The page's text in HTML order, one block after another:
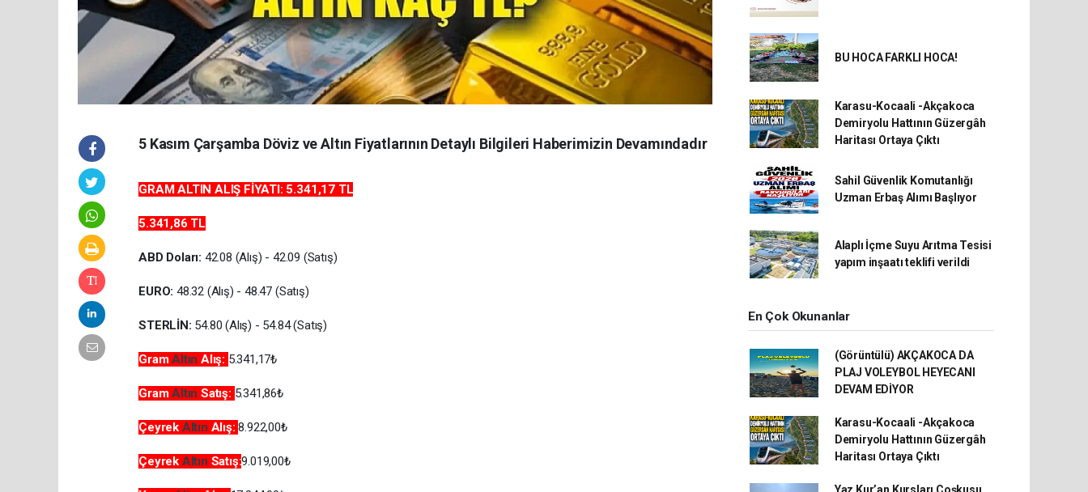
5 Kasım Çarşamba Döviz ve Altın Fiyatlarının Detaylı Bilgileri Haberimizin Devamındadır
GRAM ALTIN ALIŞ FİYATI: 5.341,17 TL
5.341,86 TL
ABD Doları: 42.08 (Alış) - 42.09 (Satış)
EURO: 48.32 (Alış) - 48.47 (Satış)
STERLİN: 54.80 (Alış) - 54.84 (Satış)
GramAltın Alış: 5.341,17₺
GramAltın Satış: 5.341,86₺
Çeyrek Altın Alış:8.922,00₺
Çeyrek Altın Satış:9.019,00₺
BU HOCA FARKLI HOCA!
Karasu-Kocaali -Akçakoca
Demiryolu Hattının Güzergâh
Haritası Ortaya Çıktı
Sahil Güvenlik Komutanlığı
Uzman Erbaş Alımı Başlıyor
Alaplı İçme Suyu Arıtma Tesisi
yapım inşaatı teklifi verildi
En Çok Okunanlar
(Görüntülü) AKÇAKOCA DA
PLAJ VOLEYBOL HEYECANI
DEVAM EDİYOR
Karasu-Kocaali -Akçakoca
Demiryolu Hattının Güzergâh
Haritası Ortaya Çıktı